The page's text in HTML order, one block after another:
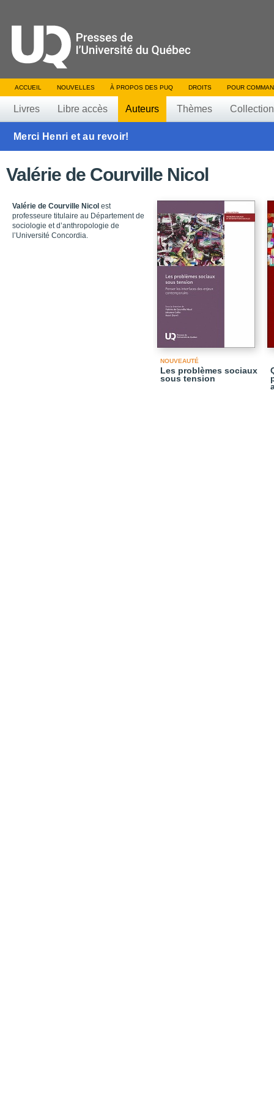
ACCUEIL NOUVELLES À PROPOS DES PUQ DROITS POUR
Livres Libre accès Auteurs Thèmes
Merci Henri et au revoir!
Valérie de Courville Nicol
Valérie de Courville Nicol est
professeure titulaire au Département de
sociologie et d’anthro­pologie de
l’Université Concordia.
NOUVEAUTÉ
Les problèmes sociaux
sous tension